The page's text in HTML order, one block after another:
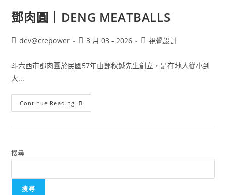
鄧肉圓｜DENG MEATBALLS
dev@crepower 3 月 03 - 2026 視覺設計
斗六西市鄧肉圓於民國57年由鄧秋鍼先生創立，是在地人從小到
大...
Continue Reading
搜尋
搜尋